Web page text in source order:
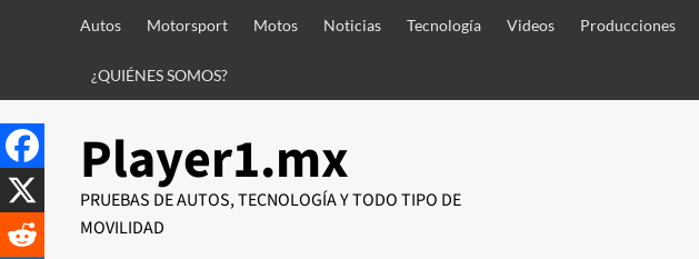
Autos Motorsport Motos Noticias Tecnología Videos Producciones
¿QUIÉNES SOMOS?
Player1.mx
PRUEBAS DE AUTOS, TECNOLOGÍA Y TODO TIPO DE
MOVILIDAD